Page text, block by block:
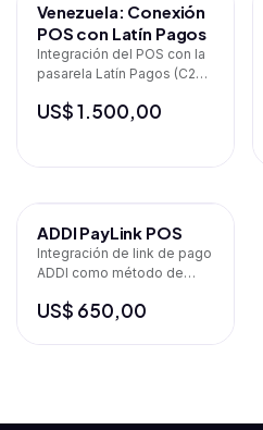
Venezuela: Conexión
POS con Latín Pagos
Integración del POS con la
pasarela Latín Pagos (C2P /
US$1.500,00
ADDI PayLink POS
Integración de link de pago
ADDI como método de
US$ 650,00